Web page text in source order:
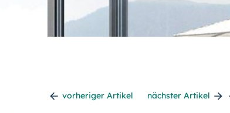
vorheriger Artikel nächster Artikel